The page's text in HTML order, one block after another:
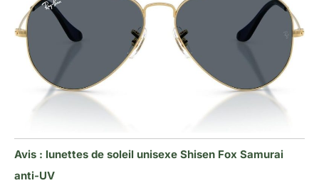
Avis : lunettes de soleil unisexe Shisen Fox Samurai
anti-UV